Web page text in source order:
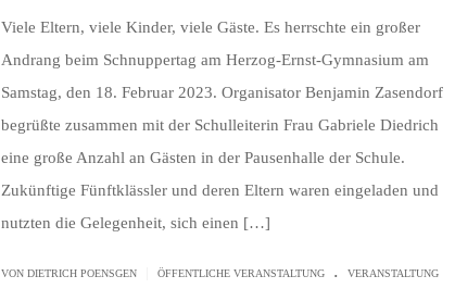
Viele Eltern, viele Kinder, viele Gäste. Es herrschte ein großer
Andrang beim Schnuppertag am Herzog-Ernst-Gymnasium am
Samstag, den 18. Februar 2023. Organisator Benjamin Zasendorf
begrüßte zusammen mit der Schulleiterin Frau Gabriele Diedrich
eine große Anzahl an Gästen in der Pausenhalle der Schule.
Zukünftige Fünftklässler und deren Eltern waren eingeladen und
nutzten die Gelegenheit, sich einen […]
VON DIETRICH POENSGEN ÖFFENTLICHE VERANSTALTUNG . VERANSTALTUNG